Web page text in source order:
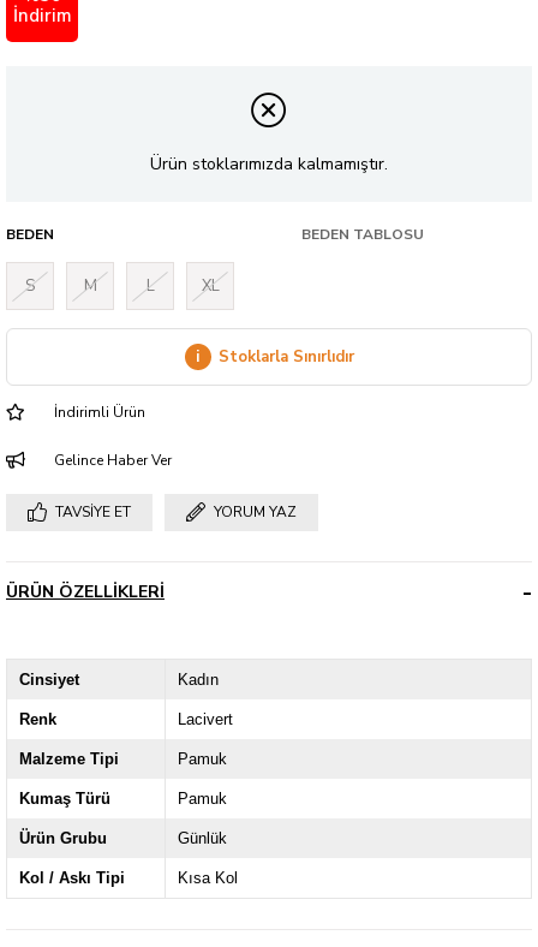
İndirim
Ürün stoklarımızda kalmamıştır.
BEDEN BEDEN TABLOSU
S M L XL
i Stoklarla Sınırlıdır
İndirimli Ürün
Gelince Haber Ver
TAVSIYE ET YORUM YAZ
ÜRÜN ÖZELLIKLERI
Cinsiyet Kadın
Renk Lacivert
Malzeme Tipi Pamuk
Kumaş Türü Pamuk
Ürün Grubu Günlük
Kol / Askı Tipi Kısa Kol